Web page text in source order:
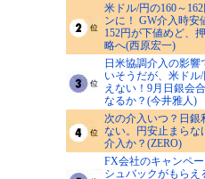
米ドル/円の160～
ンに！ GW介入時安
152円が下値めど、
略へ(西原宏一)
日米協調介入の影
いそうだが、米ドル
えない！9月日銀会
なるか？(今井雅人)
次の介入いつ？日
ない。円安止まらな
介入か？(ZERO)
FX会社のキャンペ
シュバックがもらえ